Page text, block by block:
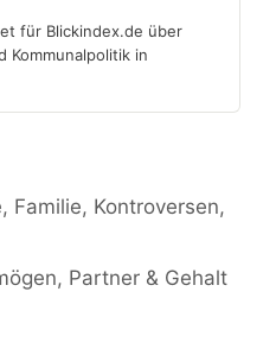
für Blickindex.de über
Kommunalpolitik in
Familie, Kontroversen,
Partner & Gehalt